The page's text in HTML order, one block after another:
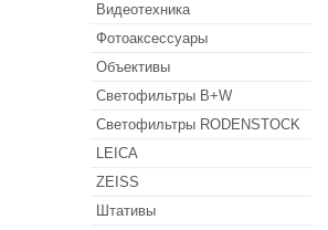
Видеотехника
Фотоаксессуары
Объективы
Светофильтры B+W
Светофильтры RODENSTOCK
LEICA
ZEISS
Штативы